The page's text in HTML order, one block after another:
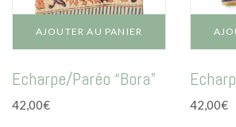
AJOUTER AU PANIER
Echarpe/Paréo “Bora”
42,00€ 42,00€